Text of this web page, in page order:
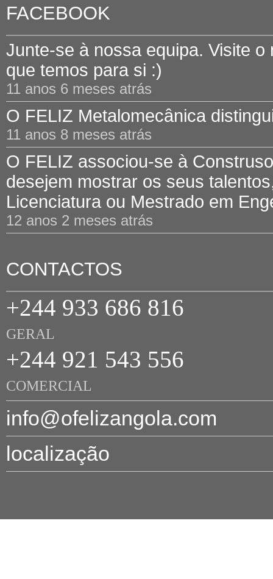
FACEBOOK
Junte-se à nossa equipa. Visite
que temos para si :)
11 anos 6 meses atrás
O FELIZ Metalomecânica
11 anos 8 meses atrás
O FELIZ associou-se à
desejem mostrar os seus
Licenciatura ou Mestrado em
12 anos 2 meses atrás
CONTACTOS
+244 933 686 816
GERAL
+244 921 543 556
COMERCIAL
info@ofelizangola.com
localização